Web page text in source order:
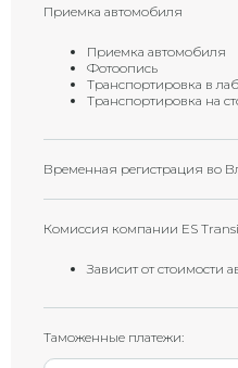
Приемка автомобиля
Приемка автомобиля
Фотоопись
Транспортировка в
Транспортировка на
Временная регистрация во
Комиссия компании ES
Зависит от стоимости
Таможенные платежи: